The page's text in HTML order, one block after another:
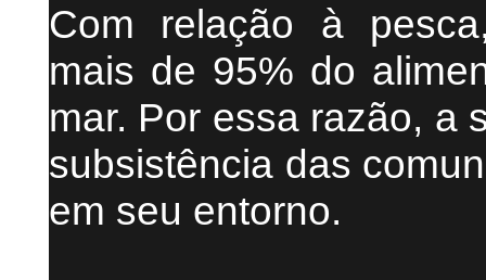
Com relação à
mais de 95% do
mar. Por essa razão, a
subsistência das
em seu entorno.